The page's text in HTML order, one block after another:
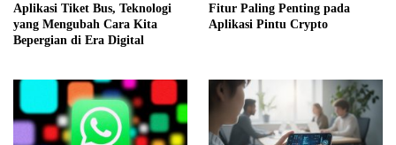
Aplikasi Tiket Bus, Teknologi
yang Mengubah Cara Kita
Bepergian di Era Digital
Fitur Paling Penting pada
Aplikasi Pintu Crypto